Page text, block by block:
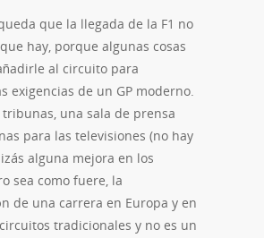
que la llegada de la F1 no
hay, porque algunas cosas
al circuito para
exigencias de un GP moderno.
tribunas, una sala de prensa
para las televisiones (no hay
alguna mejora en los
sea como fuere, la
de una carrera en Europa y en
tradicionales y no es un